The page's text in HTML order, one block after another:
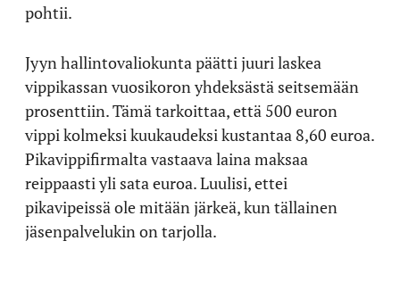
pohtii.
Jyyn hallintovaliokunta päätti juuri laskea
vippikassan vuosikoron yhdeksästä seitsemään
prosenttiin. Tämä tarkoittaa, että 500 euron
vippi kolmeksi kuukaudeksi kustantaa 8,60 euroa.
Pikavippifirmalta vastaava laina maksaa
reippaasti yli sata euroa. Luulisi, ettei
pikavipeissä ole mitään järkeä, kun tällainen
jäsenpalvelukin on tarjolla.